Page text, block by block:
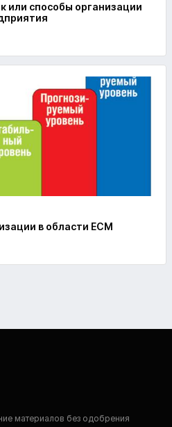
или способы организации
в области ECM
материалов без одобрения